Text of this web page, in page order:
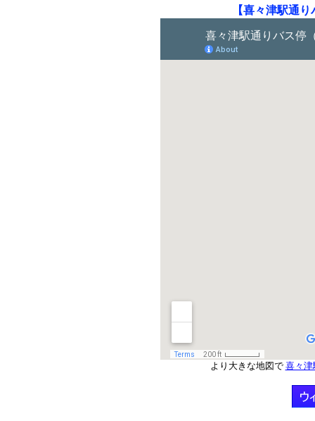
【喜々津駅通
より大きな地図で 喜々津